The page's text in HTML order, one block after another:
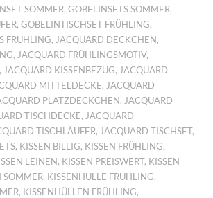
SOMMER,GOBELINSETS SOMMER,
,GOBELINTISCHSET FRÜHLING,
FRÜHLING, JACQUARD DECKCHEN ,
, JACQUARD FRÜHLINGSMOTIV,
, JACQUARD KISSENBEZUG, JACQUARD
MITTELDECKE, JACQUARD
PLATZDECKCHEN , JACQUARD
TISCHDECKE, JACQUARD
TISCHLÄUFER, JACQUARD TISCHSET,
, KISSEN BILLIG, KISSEN FRÜHLING,
LEINEN, KISSEN PREISWERT, KISSEN
SOMMER, KISSENHÜLLE FRÜHLING,
, KISSENHÜLLEN FRÜHLING,